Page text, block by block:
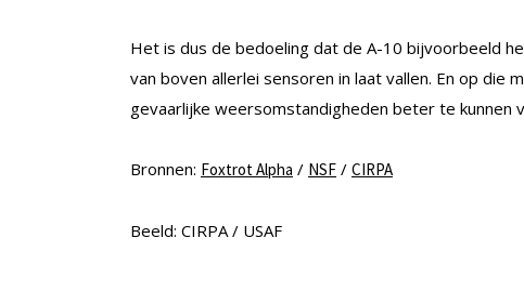
Het is dus de bedoeling dat de A-10 bijvoorbeeld
van boven allerlei sensoren in laat vallen. En op die
gevaarlijke weersomstandigheden beter te kunnen
Bronnen: Foxtrot Alpha / NSF / CIRPA
Beeld: CIRPA / USAF